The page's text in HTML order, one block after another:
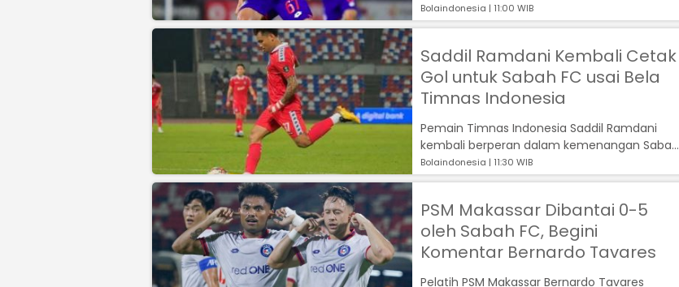
Bolaindonesia | 11:00 WIB
Saddil Ramdani Kembali Cetak
Gol untuk Sabah FC usai Bela
Timnas Indonesia
Pemain Timnas Indonesia Saddil Ramdani
kembali berperan dalam kemenangan Sabah
FC atas Terengganu FC di Liga Super Malay...
Bolaindonesia | 11:30 WIB
PSM Makassar Dibantai 0-5
oleh Sabah FC, Begini
Komentar Bernardo Tavares
Pelatih PSM Makassar Bernardo Tavares